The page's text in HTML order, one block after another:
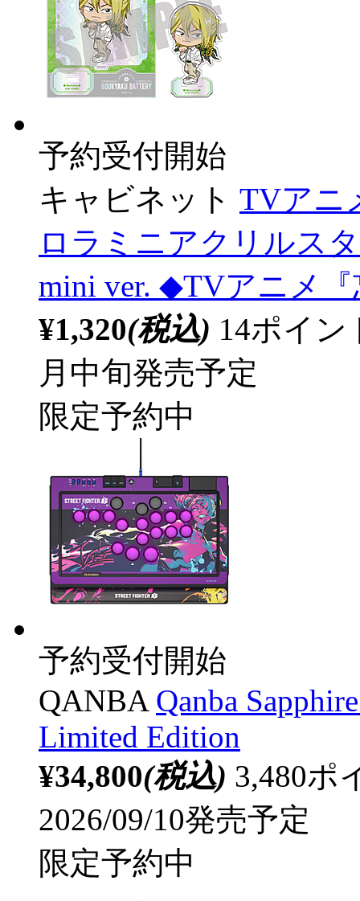
予約受付開始
キャビネット TVアニ
ロラミニアクリルス
mini ver. ◆TVアニメ
¥1,320(税込) 14ポイ
月中旬発売予定
限定予約中
予約受付開始
QANBA Qanba
Limited Edition
¥34,800(税込) 3,480ポ
2026/09/10発売予定
限定予約中